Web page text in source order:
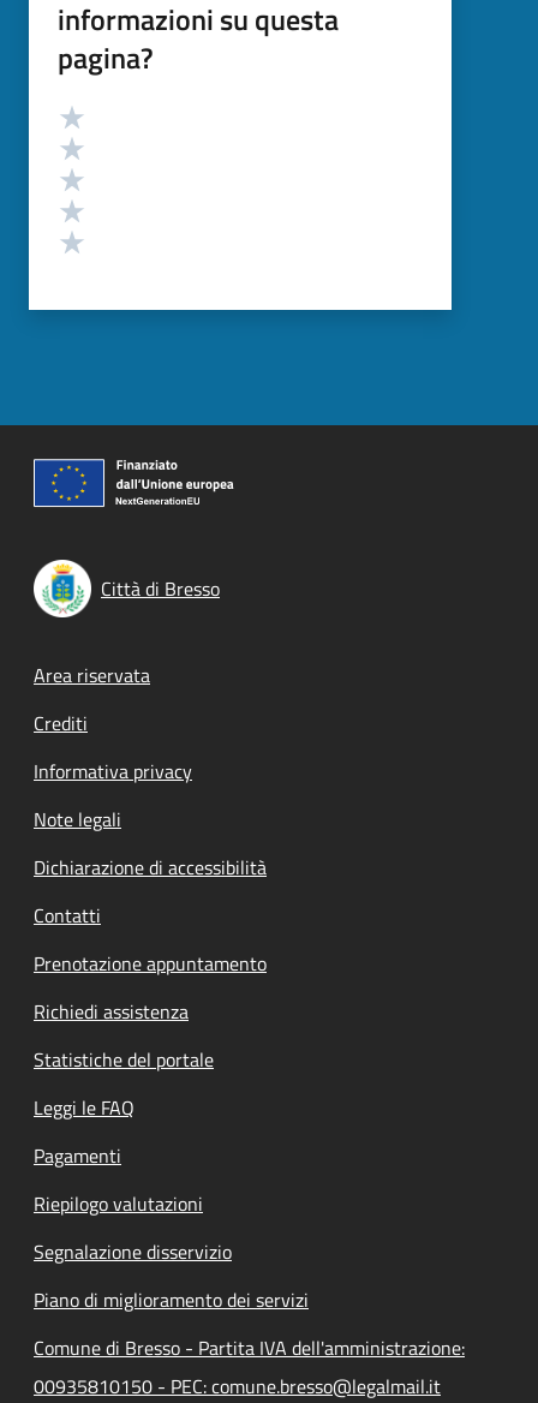
informazioni su questa
pagina?
Valutazione
Città di Bresso
Footer menu
Area riservata
Crediti
Informativa privacy
Note legali
Dichiarazione di accessibilità
Contatti
Prenotazione appuntamento
Richiedi assistenza
Statistiche del portale
Leggi le FAQ
Pagamenti
Riepilogo valutazioni
Segnalazione disservizio
Piano di miglioramento dei servizi
Comune di Bresso - Partita IVA dell'amministrazione:
00935810150 - PEC: comune.bresso@legalmail.it